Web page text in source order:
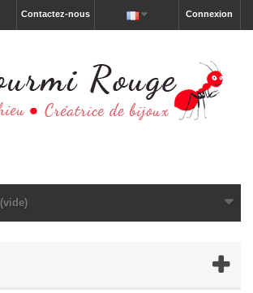
Connexion
Contactez-nous
(vide)